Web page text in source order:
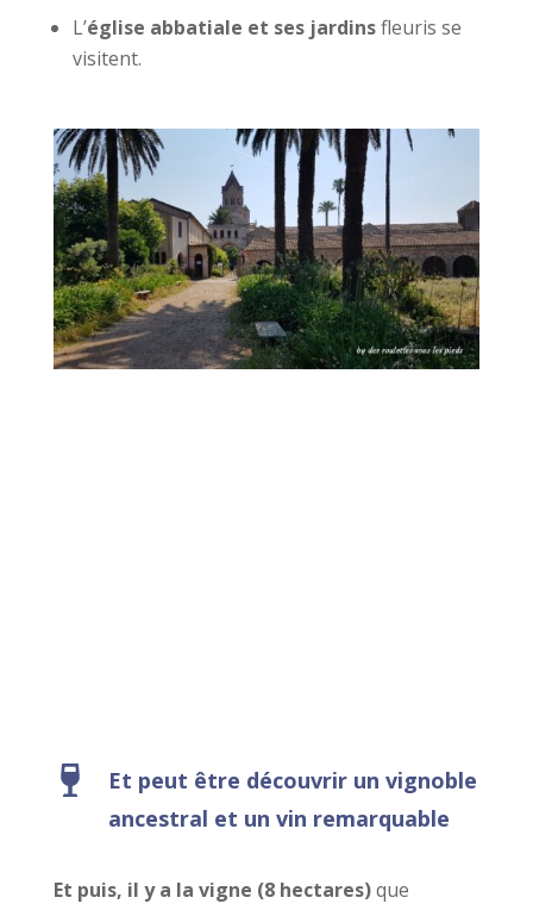
L’église abbatiale et ses jardinsfleuris se
visitent.
Et peut être découvrir un vignoble
ancestral et un vin remarquable
Et puis, il y a la vigne (8 hectares)que